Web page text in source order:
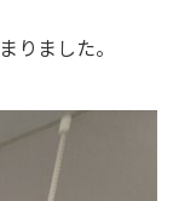
りました。